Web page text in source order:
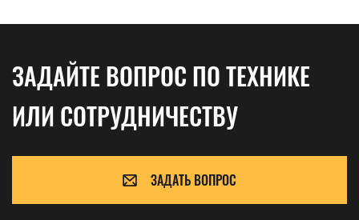
ЗАДАЙТЕ ВОПРОС ПО ТЕХНИКЕ
ИЛИ СОТРУДНИЧЕСТВУ
ЗАДАТЬ ВОПРОС